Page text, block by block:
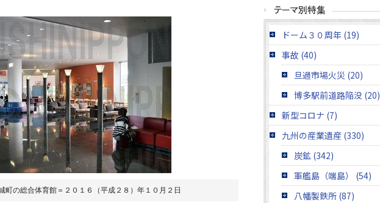
町の総合体育館＝２０１６（平成２８）年１０月２日
ドーム３０周年 (19)
事故 (40)
旦過市場火災 (20)
博多駅前道路陥没 (20)
新型コロナ (7)
九州の産業遺産 (330)
炭鉱 (342)
軍艦島（端島） (54)
八幡製鉄所 (87)